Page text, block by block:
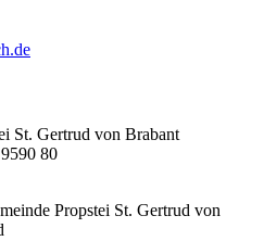
St. Gertrud von Brabant
80
Propstei St. Gertrud von